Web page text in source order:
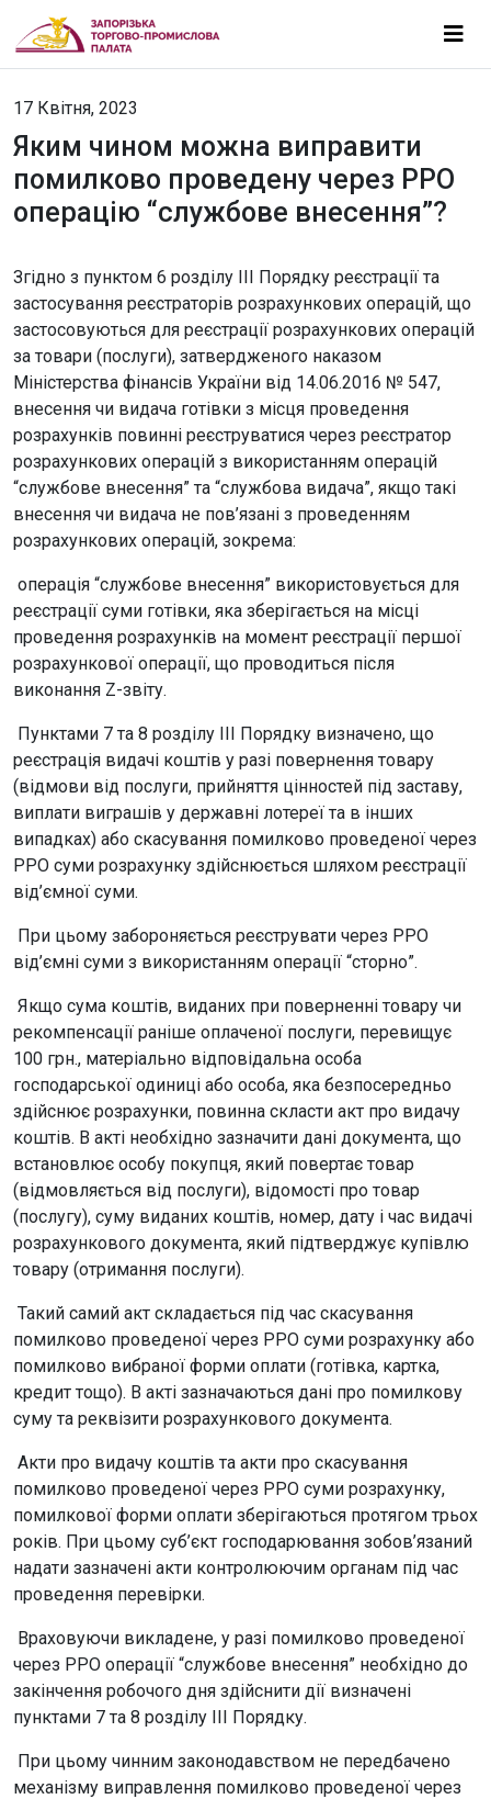
17 Квітня, 2023
Яким чином можна виправити
помилково проведену через РРО
операцію “службове внесення”?
Згідно з пунктом 6 розділу III Порядку реєстрації та
застосування реєстраторів розрахункових операцій, що
застосовуються для реєстрації розрахункових операцій
за товари (послуги), затвердженого наказом
Міністерства фінансів України від 14.06.2016 № 547,
внесення чи видача готівки з місця проведення
розрахунків повинні реєструватися через реєстратор
розрахункових операцій з використанням операцій
“службове внесення” та “службова видача”, якщо такі
внесення чи видача не пов’язані з проведенням
розрахункових операцій, зокрема:
операція “службове внесення” використовується для
реєстрації суми готівки, яка зберігається на місці
проведення розрахунків на момент реєстрації першої
розрахункової операції, що проводиться після
виконання Z-звіту.
Пунктами 7 та 8 розділу III Порядку визначено, що
реєстрація видачі коштів у разі повернення товару
(відмови від послуги, прийняття цінностей під заставу,
виплати виграшів у державні лотереї та в інших
випадках) або скасування помилково проведеної через
РРО суми розрахунку здійснюється шляхом реєстрації
від’ємної суми.
При цьому забороняється реєструвати через РРО
від’ємні суми з використанням операції “сторно”.
Якщо сума коштів, виданих при поверненні товару чи
рекомпенсації раніше оплаченої послуги, перевищує
100 грн., матеріально відповідальна особа
господарської одиниці або особа, яка безпосередньо
здійснює розрахунки, повинна скласти акт про видачу
коштів. В акті необхідно зазначити дані документа, що
встановлює особу покупця, який повертає товар
(відмовляється від послуги), відомості про товар
(послугу), суму виданих коштів, номер, дату і час видачі
розрахункового документа, який підтверджує купівлю
товару (отримання послуги).
Такий самий акт складається під час скасування
помилково проведеної через РРО суми розрахунку або
помилково вибраної форми оплати (готівка, картка,
кредит тощо). В акті зазначаються дані про помилкову
суму та реквізити розрахункового документа.
Акти про видачу коштів та акти про скасування
помилково проведеної через РРО суми розрахунку,
помилкової форми оплати зберігаються протягом трьох
років. При цьому суб’єкт господарювання зобов’язаний
надати зазначені акти контролюючим органам під час
проведення перевірки.
Враховуючи викладене, у разі помилково проведеної
через РРО операції “службове внесення” необхідно до
закінчення робочого дня здійснити дії визначені
пунктами 7 та 8 розділу III Порядку.
При цьому чинним законодавством не передбачено
механізму виправлення помилково проведеної через